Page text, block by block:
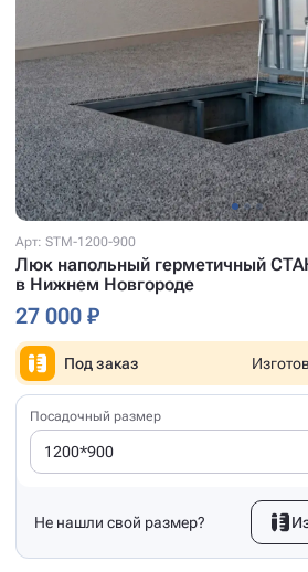
Арт: STM-1200-900
Люк напольный герметичный
в Нижнем Новгороде
27 000 ₽
Под заказ
Посадочный размер
1200*900
Не нашли свой размер?